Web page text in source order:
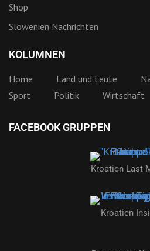
Shop
Slowenien Nachrichten
KOLUMNEN
Home Land und Leute
Sport
Politik Wirtschaft
FACEBOOK GRUPPEN
Kroatien Last
Kroatien